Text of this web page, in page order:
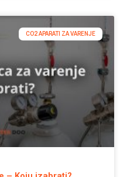
CO2 APARATI ZA VARENJE